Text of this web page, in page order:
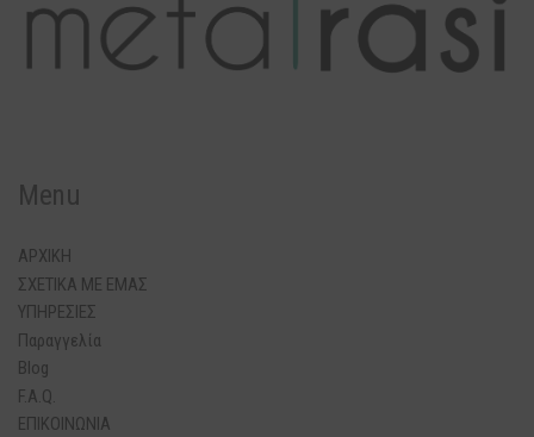
Menu
ΑΡΧΙΚΗ
ΣΧΕΤΙΚΑ ΜΕ ΕΜΑΣ
ΥΠΗΡΕΣΙΕΣ
Παραγγελία
Blog
F.A.Q.
ΕΠΙΚΟΙΝΩΝΙΑ